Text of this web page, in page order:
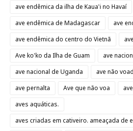
ave endêmica da ilha de Kaua'i no Havaí
ave endêmica de Madagascar
ave
ave endêmica do centro do Vietnã
Ave ko'ko da Ilha de Guam
ave
ave nacional de Uganda
ave não
ave pernalta
Ave que não voa
aves aquáticas.
aves criadas em cativeiro. ameaçada de